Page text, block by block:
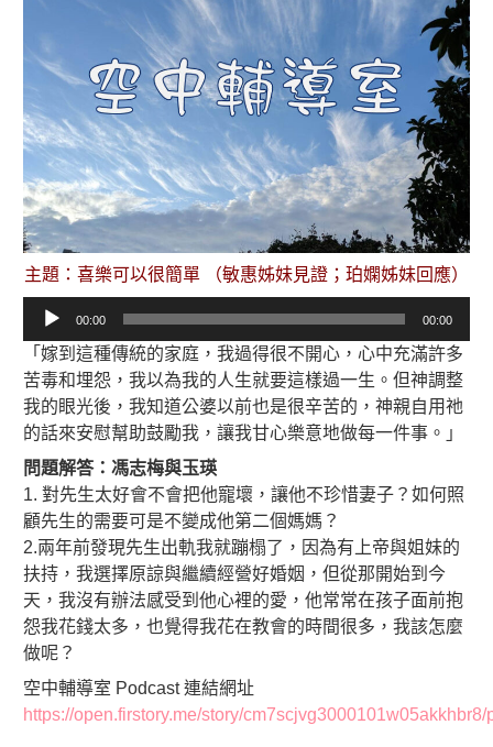
主題：喜樂可以很簡單 （敏惠姊妹見證；珀嫻姊妹回應）
播
放
器
00:00 00:00
「嫁到這種傳統的家庭，我過得很不開心，心中充滿許多
苦毒和埋怨，我以為我的人生就要這樣過一生。但神調整
我的眼光後，我知道公婆以前也是很辛苦的，神親自用祂
的話來安慰幫助鼓勵我，讓我甘心樂意地做每一件事。」
問題解答：馮志梅與玉瑛
1. 對先生太好會不會把他寵壞，讓他不珍惜妻子？如何照
顧先生的需要可是不變成他第二個媽媽？
2.兩年前發現先生出軌我就蹦榻了，因為有上帝與姐妹的
扶持，我選擇原諒與繼續經營好婚姻，但從那開始到今
天，我沒有辦法感受到他心裡的愛，他常常在孩子面前抱
怨我花錢太多，也覺得我花在教會的時間很多，我該怎麼
做呢？
空中輔導室 Podcast 連結網址
https://open.firstory.me/story/cm7scjvg3000101w05akkhbr8/